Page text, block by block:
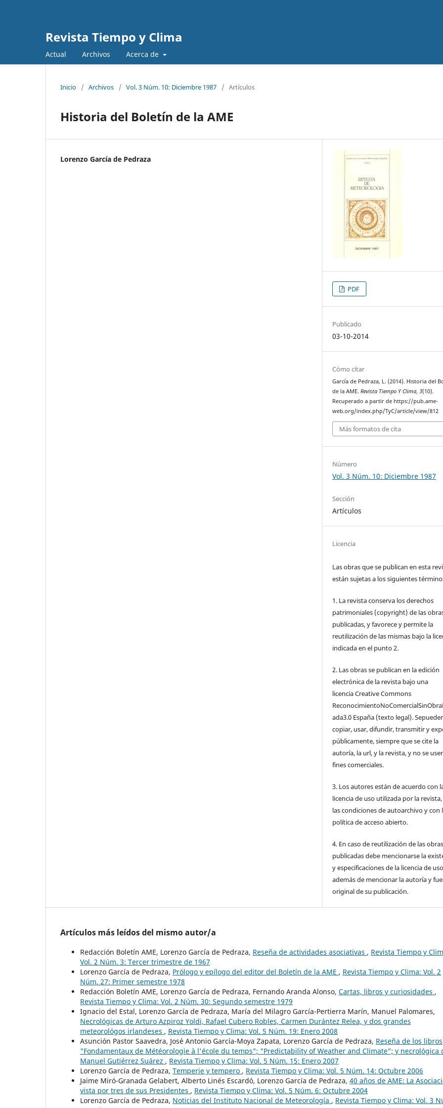
Revista Tiempo y Clima
Actual Archivos Acerca de
Inicio / Archivos / Vol. 3 Núm. 10: Diciembre 1987 / Artículos
Historia del Boletín de la AME
Lorenzo García de Pedraza
PDF
Publicado
03-10-2014
Cómo citar
García de Pedraza, L. (2014). Historia del
de la AME.Revista Tiempo Y Clima,3(10).
Recuperado a partir de https://pub.ame-
web.org/index.php/TyC/article/view/812
Más formatos de cita
Número
Vol. 3 Núm. 10: Diciembre 1987
Sección
Artículos
Licencia
Las obras que se publican en esta
están sujetas a los siguientes
1. La revista conserva los derechos
patrimoniales (copyright) de las
publicadas, y favorece y permite la
reutilización de las mismas bajo la
indicada en el punto 2.
2. Las obras se publican en la edición
electrónica de la revista bajo una
licencia Creative Commons
ada3.0 España (texto legal).
copiar, usar, difundir, transmitir y
públicamente, siempre que se cite la
autoría, la url, y la revista, y no se
fines comerciales.
3. Los autores están de acuerdo con
licencia de uso utilizada por la
las condiciones de autoarchivo y con
política de acceso abierto.
4. En caso de reutilización de las obras
publicadas debe mencionarse la
y especificaciones de la licencia de uso
además de mencionar la autoría y
original de su publicación.
Artículos más leídos del mismo autor/a
Redacción Boletín AME, Lorenzo García de Pedraza, Reseña de actividades asociativas , Revista Tiempo y
Vol. 2 Núm. 3: Tercer trimestre de 1967
Lorenzo García de Pedraza, Prólogo y epílogo del editor del Boletín de la AME , Revista Tiempo y Clima: Vol. 2
Núm. 27: Primer semestre 1978
Redacción Boletín AME, Lorenzo García de Pedraza, Fernando Aranda Alonso, Cartas, libros y curiosidades ,
Revista Tiempo y Clima: Vol. 2 Núm. 30: Segundo semestre 1979
Ignacio del Estal, Lorenzo García de Pedraza, María del Milagro García-Pertierra Marín, Manuel Palomares,
Necrológicas de Arturo Azpiroz Yoldi, Rafael Cubero Robles, Carmen Durántez Relea, y dos grandes
meteorológos irlandeses , Revista Tiempo y Clima: Vol. 5 Núm. 19: Enero 2008
Asunción Pastor Saavedra, José Antonio García-Moya Zapata, Lorenzo García de Pedraza, Reseña de los libros
"Fondamentaux de Météorologie à l'école du temps"; "Predictability of Weather and Climate"; y necrológica
Manuel Gutiérrez Suárez , Revista Tiempo y Clima: Vol. 5 Núm. 15: Enero 2007
Lorenzo García de Pedraza, Temperie y tempero , Revista Tiempo y Clima: Vol. 5 Núm. 14: Octubre 2006
Jaime Miró-Granada Gelabert, Alberto Linés Escardó, Lorenzo García de Pedraza, 40 años de AME: La
vista por tres de sus Presidentes , Revista Tiempo y Clima: Vol. 5 Núm. 6: Octubre 2004
Lorenzo García de Pedraza, Noticias del Instituto Nacional de Meteorología , Revista Tiempo y Clima: Vol. 3